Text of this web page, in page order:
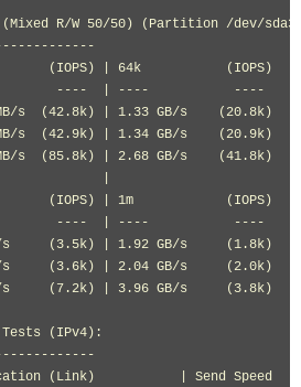
R/W 50/50) (Partition /dev/
(IOPS) | 64k           (IOPS)
----  | ----           ----
s  (42.8k) | 1.33 GB/s    (20.8k)
s  (42.9k) | 1.34 GB/s    (20.9k)
s  (85.8k) | 2.68 GB/s    (41.8k)
(IOPS) | 1m            (IOPS)
----  | ----           ----
s     (3.5k) | 1.92 GB/s     (1.8k)
(3.6k) | 2.04 GB/s     (2.0k)
(7.2k) | 3.96 GB/s     (3.8k)
Tests (IPv4):
(Link)           | Send